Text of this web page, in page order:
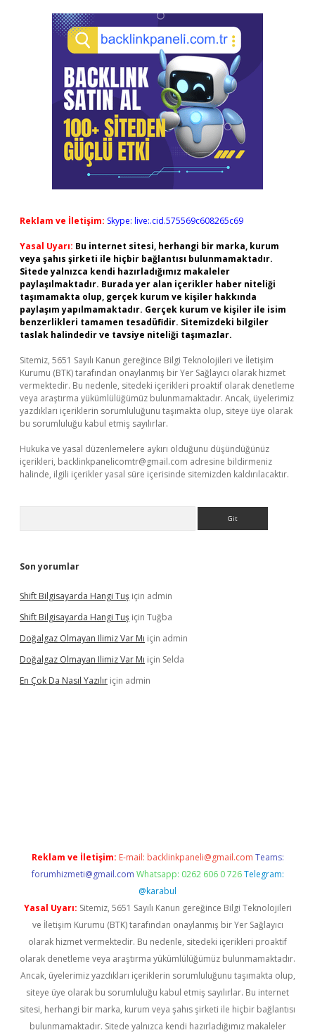
Reklam ve İletişim: Skype: live:.cid.575569c608265c69
Yasal Uyarı: Bu internet sitesi, herhangi bir marka, kurum
veya şahıs şirketi ile hiçbir bağlantısı bulunmamaktadır.
Sitede yalnızca kendi hazırladığımız makaleler
paylaşılmaktadır. Burada yer alan içerikler haber niteliği
taşımamakta olup, gerçek kurum ve kişiler hakkında
paylaşım yapılmamaktadır. Gerçek kurum ve kişiler ile isim
benzerlikleri tamamen tesadüfidir. Sitemizdeki bilgiler
taslak halindedir ve tavsiye niteliği taşımazlar.
Sitemiz, 5651 Sayılı Kanun gereğince Bilgi Teknolojileri ve İletişim
Kurumu (BTK) tarafından onaylanmış bir Yer Sağlayıcı olarak hizmet
vermektedir. Bu nedenle, sitedeki içerikleri proaktif olarak denetleme
veya araştırma yükümlülüğümüz bulunmamaktadır. Ancak, üyelerimiz
yazdıkları içeriklerin sorumluluğunu taşımakta olup, siteye üye olarak
bu sorumluluğu kabul etmiş sayılırlar.
Hukuka ve yasal düzenlemelere aykırı olduğunu düşündüğünüz
içerikleri, backlinkpanelicomtr@gmail.com adresine bildirmeniz
halinde, ilgili içerikler yasal süre içerisinde sitemizden kaldırılacaktır.
Son yorumlar
Shift Bilgisayarda Hangi Tuş için admin
Shift Bilgisayarda Hangi Tuş için Tuğba
Doğalgaz Olmayan Ilimiz Var Mı için admin
Doğalgaz Olmayan Ilimiz Var Mı için Selda
En Çok Da Nasıl Yazılır için admin
Reklam ve İletişim: E-mail: backlinkpaneli@gmail.com Teams:
forumhizmeti@gmail.com Whatsapp: 0262 606 0 726 Telegram:
@karabul
Yasal Uyarı: Sitemiz, 5651 Sayılı Kanun gereğince Bilgi Teknolojileri
ve İletişim Kurumu (BTK) tarafından onaylanmış bir Yer Sağlayıcı
olarak hizmet vermektedir. Bu nedenle, sitedeki içerikleri proaktif
olarak denetleme veya araştırma yükümlülüğümüz bulunmamaktadır.
Ancak, üyelerimiz yazdıkları içeriklerin sorumluluğunu taşımakta olup,
siteye üye olarak bu sorumluluğu kabul etmiş sayılırlar. Bu internet
sitesi, herhangi bir marka, kurum veya şahıs şirketi ile hiçbir bağlantısı
bulunmamaktadır. Sitede yalnızca kendi hazırladığımız makaleler